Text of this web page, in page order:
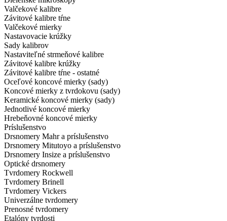
Valčekové kalibre
Závitové kalibre tŕne
Valčekové mierky
Nastavovacie krúžky
Sady kalibrov
Nastaviteľné strmeňové kalibre
Závitové kalibre krúžky
Závitové kalibre tŕne - ostatné
Oceľové koncové mierky (sady)
Koncové mierky z tvrdokovu (sady)
Keramické koncové mierky (sady)
Jednotlivé koncové mierky
Hrebeňovné koncové mierky
Príslušenstvo
Drsnomery Mahr a príslušenstvo
Drsnomery Mitutoyo a príslušenstvo
Drsnomery Insize a príslušenstvo
Optické drsnomery
Tvrdomery Rockwell
Tvrdomery Brinell
Tvrdomery Vickers
Univerzálne tvrdomery
Prenosné tvrdomery
Etalóny tvrdosti